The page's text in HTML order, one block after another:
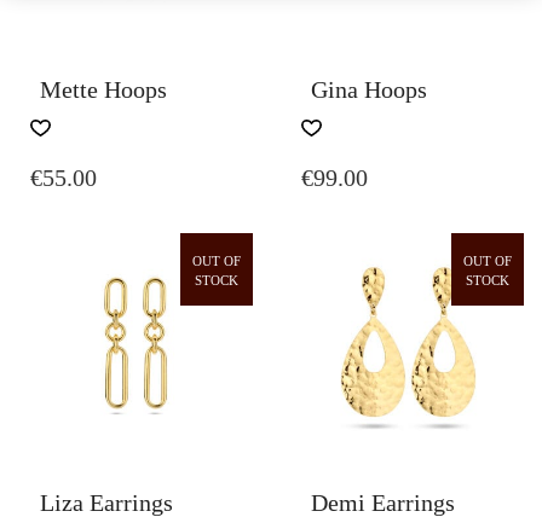
Mette Hoops
€55.00
Gina Hoops
€99.00
OUT OF
STOCK
Liza Earrings
OUT OF
STOCK
Demi Earrings